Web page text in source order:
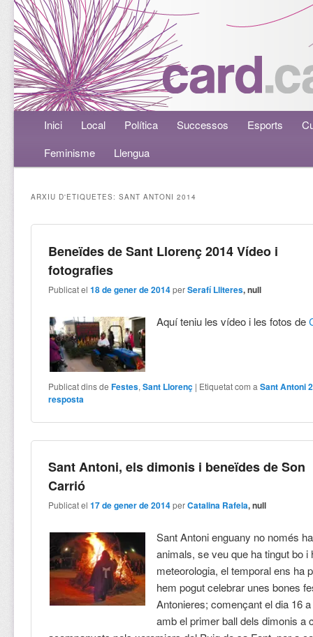
Menú principalAneu al contingut principal
Aneu al contingut secundari
Inici Local Política Successos Esports
Feminisme
Llengua
ARXIU D'ETIQUETES:SANT ANTONI 2014
Beneïdes de Sant Llorenç 2014 Vídeo i
fotografies
Publicat el18 de gener de 2014 perSerafí Lliteres, null
Aquí teniu les vídeo i les fotos de
Publicat dins de Festes,Sant Llorenç | Etiquetat com a Sant Antoni
resposta
Sant Antoni, els dimonis i beneïdes de Son
Carrió
Publicat el17 de gener de 2014 perCatalina Rafela, null
Sant Antoni enguany no només
animals, se veu que ha tingut bo i
meteorologia, el temporal ens ha
hem pogut celebrar unes bones
Antonieres; començant el dia 16
amb el primer ball dels dimonis a